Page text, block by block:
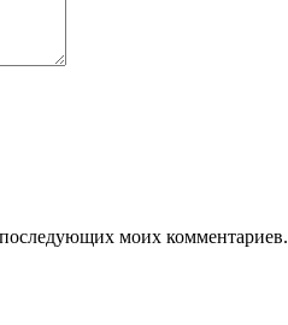
последующих моих комментариев.